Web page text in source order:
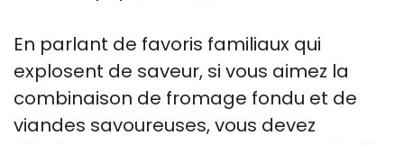
En parlant de favoris familiaux qui
explosent de saveur, si vous aimez la
combinaison de fromage fondu et de
viandes savoureuses, vous devez